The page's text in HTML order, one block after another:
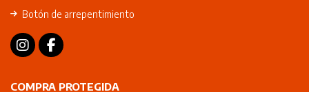
Botón de arrepentimiento
COMPRA PROTEGIDA